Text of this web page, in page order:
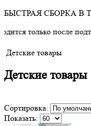
БЫСТРАЯ СБОРКА В
после
Детские товары
Детские товары
Сортировка:
Показать: